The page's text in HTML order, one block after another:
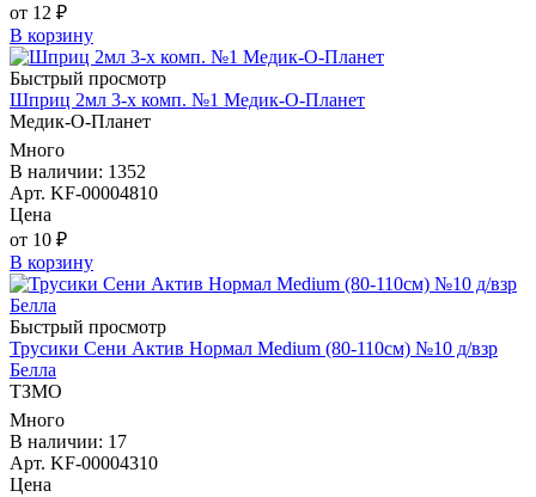
от 12 ₽
В корзину
Быстрый просмотр
Шприц 2мл 3-х комп. №1 Медик-О-Планет
Медик-О-Планет
Много
В наличии: 1352
Арт. KF-00004810
Цена
от 10 ₽
В корзину
Быстрый просмотр
Трусики Сени Актив Нормал Medium (80-110см) №10 д/взр
Белла
ТЗМО
Много
В наличии: 17
Арт. KF-00004310
Цена